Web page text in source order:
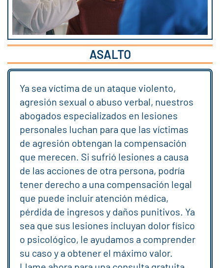
ASALTO
Ya sea víctima de un ataque violento,
agresión sexual o abuso verbal, nuestros
abogados especializados en lesiones
personales luchan para que las víctimas
de agresión obtengan la compensación
que merecen. Si sufrió lesiones a causa
de las acciones de otra persona, podría
tener derecho a una compensación legal
que puede incluir atención médica,
pérdida de ingresos y daños punitivos. Ya
sea que sus lesiones incluyan dolor físico
o psicológico, le ayudamos a comprender
su caso y a obtener el máximo valor.